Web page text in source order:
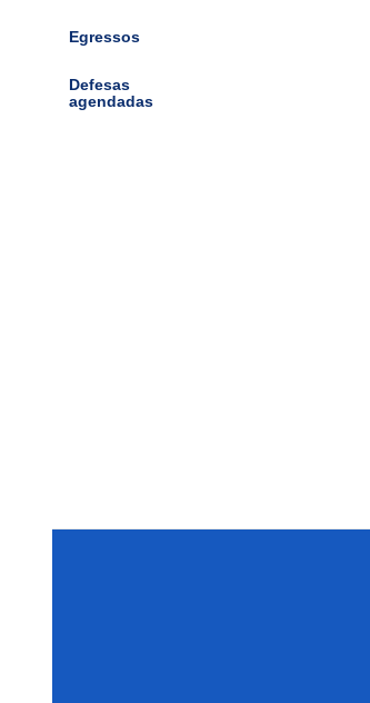
Egressos
Defesas
agendadas